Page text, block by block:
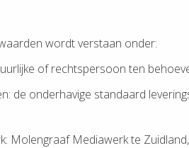
wordt verstaan onder:
of rechtspersoon ten
de onderhavige standaard
Molengraaf Mediawerk te